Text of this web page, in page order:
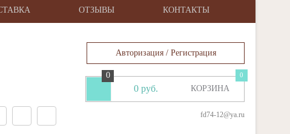
ОТЗЫВЫ КОНТАКТЫ
Авторизация / Регистрация
0
0
0 руб. КОРЗИНА
fd74-12@ya.ru